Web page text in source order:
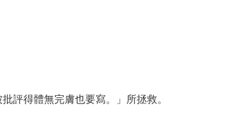
評得體無完膚也要寫。」所拯救。